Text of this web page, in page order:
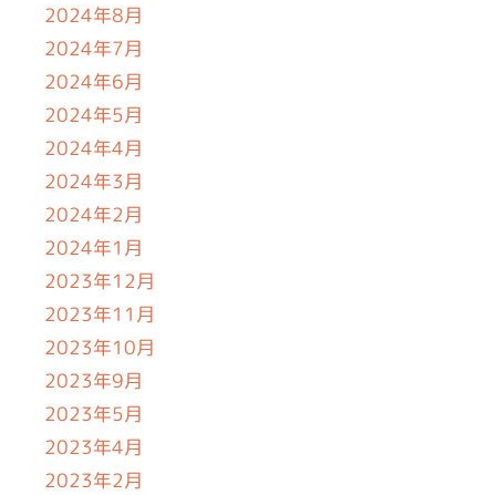
2024年8月
2024年7月
2024年6月
2024年5月
2024年4月
2024年3月
2024年2月
2024年1月
2023年12月
2023年11月
2023年10月
2023年9月
2023年5月
2023年4月
2023年2月